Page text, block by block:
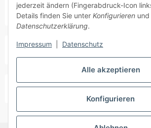
Alle akzeptieren
Konfigurieren
jederzeit ändern (Fingerabdruck-Icon
Details finden Sie unter Konfigurieren
Datenschutzerklärung.
Impressum Datenschutz